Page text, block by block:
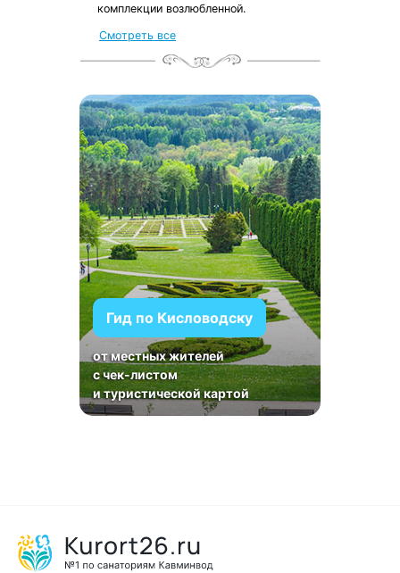
комплекции возлюбленной.
Смотреть все
Гид по Кисловодску
от местных жителей
с чек-листом
и туристической картой